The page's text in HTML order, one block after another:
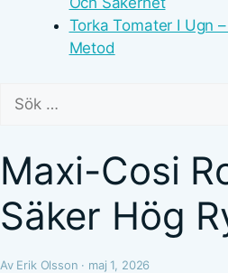
Torka Tomater I Ugn
Metod
efter:
Maxi-Cosi
Säker Hög
Av Erik Olsson · maj 1, 2026